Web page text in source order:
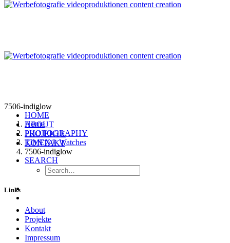
HOME
ABOUT
PROJEKTE
KONTAKT
SEARCH
7506-indiglow
Home
PHOTOGRAPHY
TIMEX® Watches
7506-indiglow
Links
About
Projekte
Kontakt
Impressum